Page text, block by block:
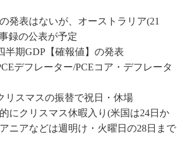
発表はないが、オーストラリア(21
録の公表が予定
期GDP【確報値】の発表
デフレーター/PCEコア・デフレータ
リスマスの振替で祝日・休場
にクリスマス休暇入り(米国は24日か
ニアなどは週明け・火曜日の28日まで